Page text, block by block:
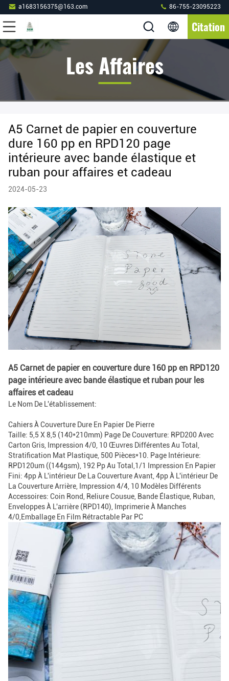
a1683156375@163.com 86-755-23095223
Citation
Les Affaires
A5 Carnet de papier en couverture
dure 160 pp en RPD120 page
intérieure avec bande élastique et
ruban pour affaires et cadeau
2024-05-23
A5 Carnet de papier en couverture dure 160 pp en RPD120
page intérieure avec bande élastique et ruban pour les
affaires et cadeau
Le Nom De L'établissement:
Cahiers À Couverture Dure En Papier De Pierre
Taille: 5,5 X 8,5 (140*210mm) Page De Couverture: RPD200 Avec
Carton Gris, Impression 4/0, 10 Œuvres Différentes Au Total,
Stratification Mat Plastique, 500 Pièces*10. Page Intérieure:
RPD120um ((144gsm), 192 Pp Au Total,1/1 Impression En Papier
Fini: 4pp À L'intérieur De La Couverture Avant, 4pp À L'intérieur De
La Couverture Arrière, Impression 4/4, 10 Modèles Différents
Accessoires: Coin Rond, Reliure Cousue, Bande Élastique, Ruban,
Enveloppes À L'arrière (RPD140), Imprimerie À Manches
4/0,emballage En Film Rétractable Par PC